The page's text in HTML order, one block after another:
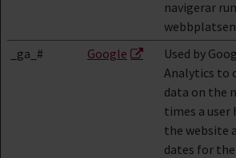
navigerar
webbplatsen
_ga_# Google
Used by
Analytics to
data on the
times a user
the website
dates for